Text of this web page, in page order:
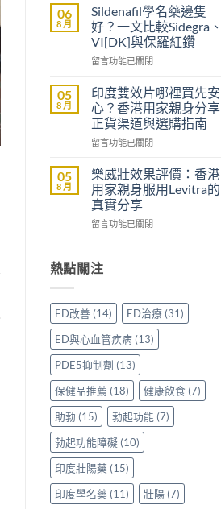
買
到
威
而
鋼
香
港
男
士
購
前
必
讀
的
注
項〉
威
大
樂
威
壯
價：
雙
效
助
勃
延
時
配
方，
香
家
使
用
心
得〉
中
06
8 月
Sildenafil學名藥邊隻
好？一文比較Sidegra、
VI[DK]與保羅紅鑽
在
學
名
藥
邊
隻
一
文
比
較
Sidegra、
保
鑽〉
中
留言功能已關閉
05
8 月
印度雙效片哪裡買先安
心？香港用家親身分享
正貨渠道與選購指南
在
度
雙
效
片
哪
先
香
港
用
家
親
身
分
享
正
貨
渠
道
與
選
購
留言功能已關閉
05
8 月
樂威壯效果評價：香港
用家親身服用Levitra的
真實分享
在
壯
效
評
價：
香
港
用
家
親
身
服
用
Levitra
的
真
實
分
留言功能已關閉
熱點關注
ED改善 (14) ED治療(31)
ED與心血管疾病(13)
PDE5抑制劑 (13)
保健品推薦 (18) 健康飲食 (7)
助勃 (15) 勃起功能 (7)
勃起功能障礙(10)
印度壯陽藥 (15)
印度學名藥 (11) 壯陽(7)